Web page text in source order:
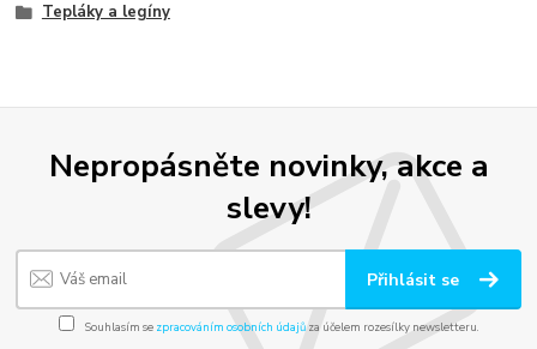
Tepláky a legíny
Nepropásněte novinky, akce a
slevy!
Přihlásit se
Souhlasím se zpracováním osobních údajůza účelem rozesílky newsletteru.